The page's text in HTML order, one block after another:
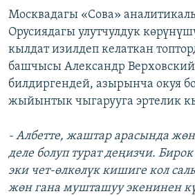
Москвадагы «Сова»
Орусиядагы улутчулдук
кылдат изилдеп келаткан
башчысы Александр
билдиргендей, азырынча окуя
жыйынтык чыгарууга эртелик
- Албетте, жаштар арасында
деле болуп турат деңизчи.
эки чет-өлкөлүк кишиге кол
жөн гана мушташуу экенинен